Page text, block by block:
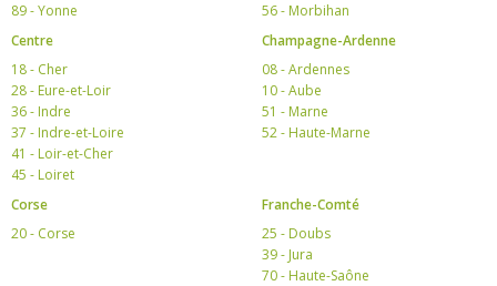
89 - Yonne
56 - Morbihan
Centre
18 - Cher
28 - Eure-et-Loir
36 - Indre
37 - Indre-et-Loire
41 - Loir-et-Cher
45 - Loiret
Champagne-Ardenne
08 - Ardennes
10 - Aube
51 - Marne
52 - Haute-Marne
Corse
20 - Corse
Franche-Comté
25 - Doubs
39 - Jura
70 - Haute-Saône